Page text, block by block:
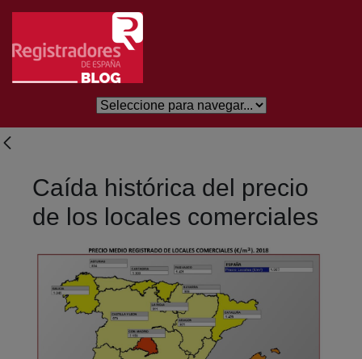
Skip to Main Content
Caída histórica del precio
de los locales comerciales